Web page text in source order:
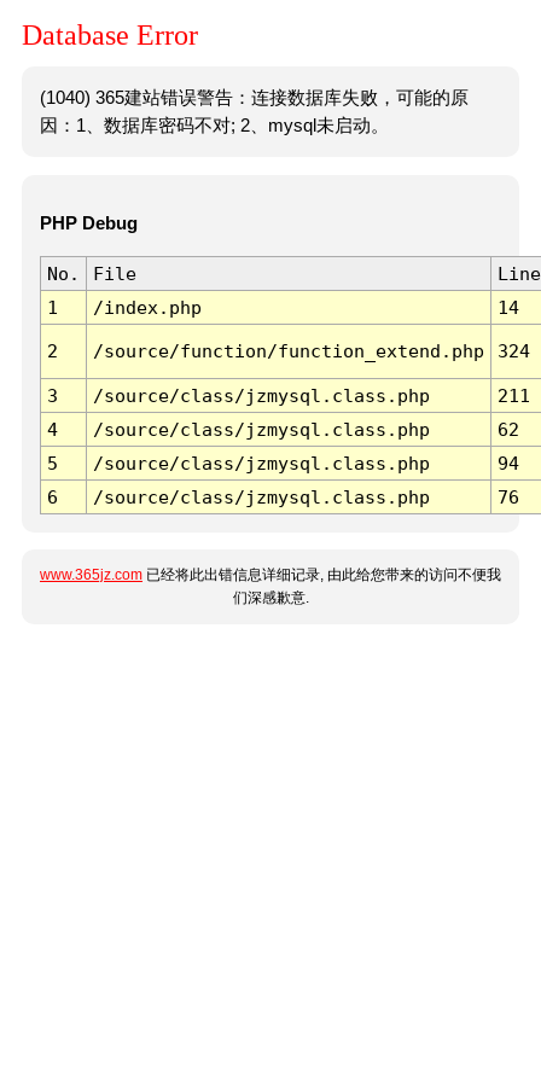
Database Error
(1040) 365建站错误警告：连接数据库失败，可能的原
因：1、数据库密码不对; 2、mysql未启动。
PHP Debug
No. File
Line
1
/index.php 14
2 /source/function/function_extend.php 324
3 /source/class/jzmysql.class.php
211
4
/source/class/jzmysql.class.php
62
5
/source/class/jzmysql.class.php
94
6
/source/class/jzmysql.class.php 76
www.365jz.com 已经将此出错信息详细记录, 由此给您带来的访问不便我
们深感歉意.